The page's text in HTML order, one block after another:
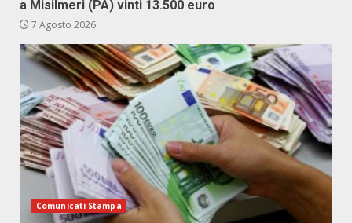
a Misilmeri (PA) vinti 13.500 euro
7 Agosto 2026
Comunicati Stampa